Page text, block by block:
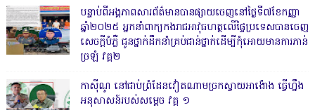
បន្ទាប់ពីអង្គភាពសារព័ត៌មានបានផ្សាយចេញនៅថ្ងៃទី៧ខែកញ្ញា
ឆ្នាំ២០២៥ អ្នកនាំពាក្យកងរាជអាវុធហត្ថលើផ្ទៃប្រទេសបានចេញ
សេចក្តីបំភ្លឺ ជូនថ្នាក់ដឹកនាំគ្រប់ជាន់ថ្នាក់ដើម្បីកុំអោយមានការភាន់
ច្រឡំ វគ្គ២
កាសុីណូ នៅជាប់ព្រំដែនវៀតណាមច្រកស្វាយអាង៉ោង ធ្វើហ្នឹង
អនុសាសន៍របស់សម្ដេច វគ្គ ១